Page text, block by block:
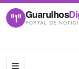
Guarulhos
PORTAL DE